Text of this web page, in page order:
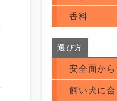
香料
選び方
安全面か
飼い犬に